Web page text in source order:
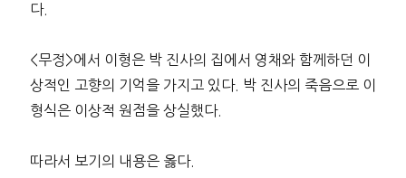
다.
<무정>에서 이형은 박 진사의 집에서 영채와 함께하던 이
상적인 고향의 기억을 가지고 있다. 박 진사의 죽음으로 이
형식은 이상적 원점을 상실했다.
따라서 보기의 내용은 옳다.